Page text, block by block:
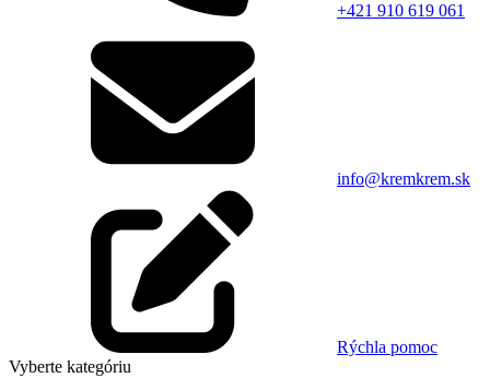
+421 910 619 061
info@kremkrem.sk
Rýchla pomoc
Vyberte kategóriu